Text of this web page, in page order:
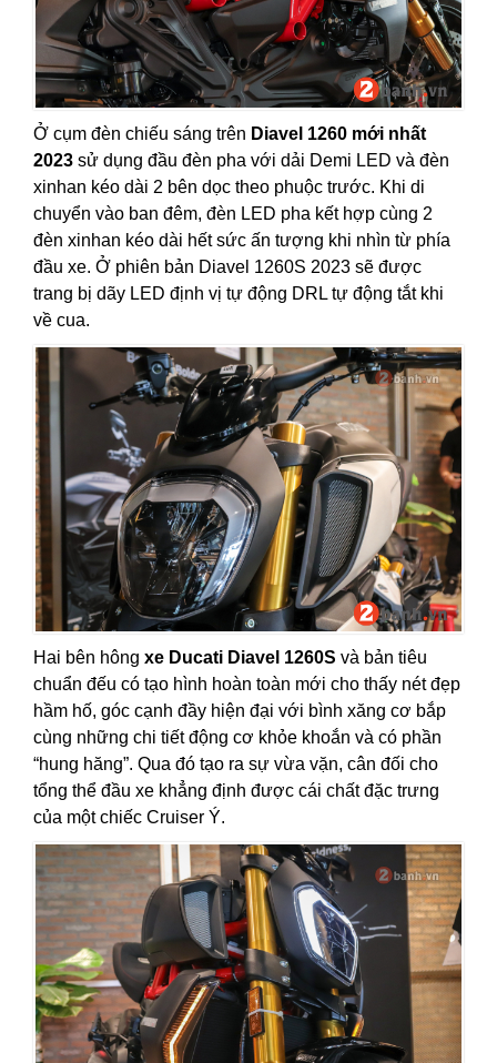
Ở cụm đèn chiếu sáng trên Diavel 1260 mới nhất
2023 sử dụng đầu đèn pha với dải Demi LED và đèn
xinhan kéo dài 2 bên dọc theo phuộc trước. Khi di
chuyển vào ban đêm, đèn LED pha kết hợp cùng 2
đèn xinhan kéo dài hết sức ấn tượng khi nhìn từ phía
đầu xe. Ở phiên bản Diavel 1260S 2023 sẽ được
trang bị dãy LED định vị tự động DRL tự động tắt khi
về cua.
Hai bên hông xe Ducati Diavel 1260S và bản tiêu
chuẩn đếu có tạo hình hoàn toàn mới cho thấy nét đẹp
hầm hố, góc cạnh đầy hiện đại với bình xăng cơ bắp
cùng những chi tiết động cơ khỏe khoắn và có phần
“hung hăng”. Qua đó tạo ra sự vừa vặn, cân đối cho
tổng thể đầu xe khẳng định được cái chất đặc trưng
của một chiếc Cruiser Ý.